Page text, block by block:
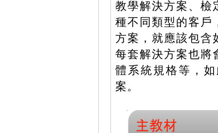
教學解決方案、檢
種不同類型的客戶
方案，就應該包含
每套解決方案也將
體系統規格等，
案。